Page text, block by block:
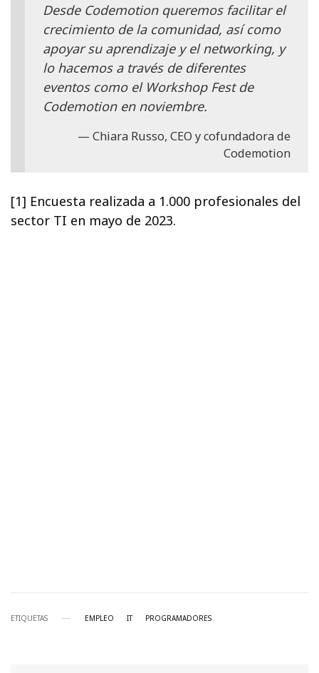
Desde Codemotion queremos facilitar el
crecimiento de la comunidad, así como
apoyar su aprendizaje y el networking, y
lo hacemos a través de diferentes
eventos como el Workshop Fest de
Codemotion en noviembre.
Chiara Russo, CEO y cofundadora de
Codemotion
[1] Encuesta realizada a 1.000 profesionales del
sector TI en mayo de 2023.
ETIQUETAS EMPLEO IT PROGRAMADORES